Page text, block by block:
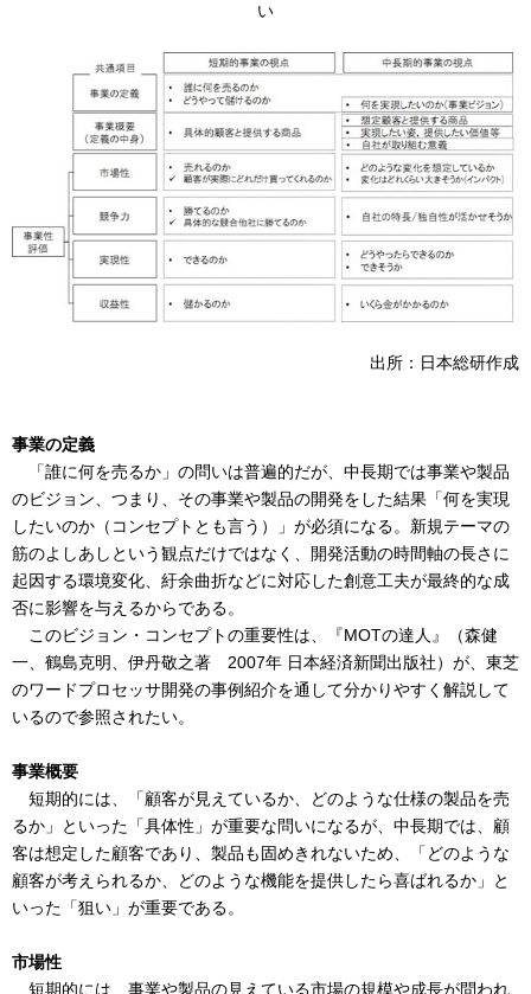
い
出所：日本総研作成
事業の定義
「誰に何を売るか」の問いは普遍的だが、中長期では事業や製品
のビジョン、つまり、その事業や製品の開発をした結果「何を実現
したいのか（コンセプトとも言う）」が必須になる。新規テーマの
筋のよしあしという観点だけではなく、開発活動の時間軸の長さに
起因する環境変化、紆余曲折などに対応した創意工夫が最終的な成
否に影響を与えるからである。
このビジョン・コンセプトの重要性は、『MOTの達人』（森健
一、鶴島克明、伊丹敬之著 2007年 日本経済新聞出版社）が、東芝
のワードプロセッサ開発の事例紹介を通して分かりやすく解説して
いるので参照されたい。
事業概要
短期的には、「顧客が見えているか、どのような仕様の製品を売
るか」といった「具体性」が重要な問いになるが、中長期では、顧
客は想定した顧客であり、製品も固めきれないため、「どのような
顧客が考えられるか、どのような機能を提供したら喜ばれるか」と
いった「狙い」が重要である。
市場性
短期的には、事業や製品の見えている市場の規模や成長が問われ